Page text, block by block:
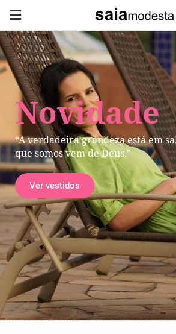
Novidade
“A verdadeira grandeza está em
que somos vem de Deus."
Ver vestidos